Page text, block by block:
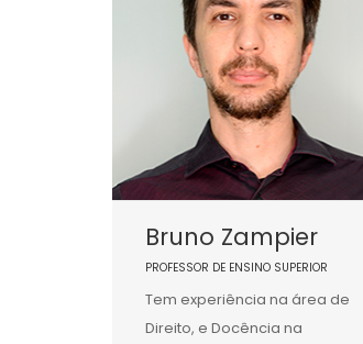
Bruno Zampier
PROFESSOR DE ENSINO SUPERIOR
Tem experiência na área de
Direito, e Docência na